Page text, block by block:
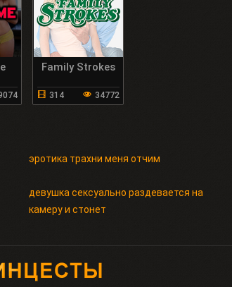
Family Strokes
314 34772
эротика трахни меня отчим
девушка сексуально раздевается на
камеру и стонет